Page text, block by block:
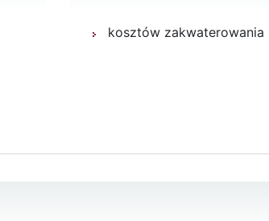
kosztów zakwaterowania